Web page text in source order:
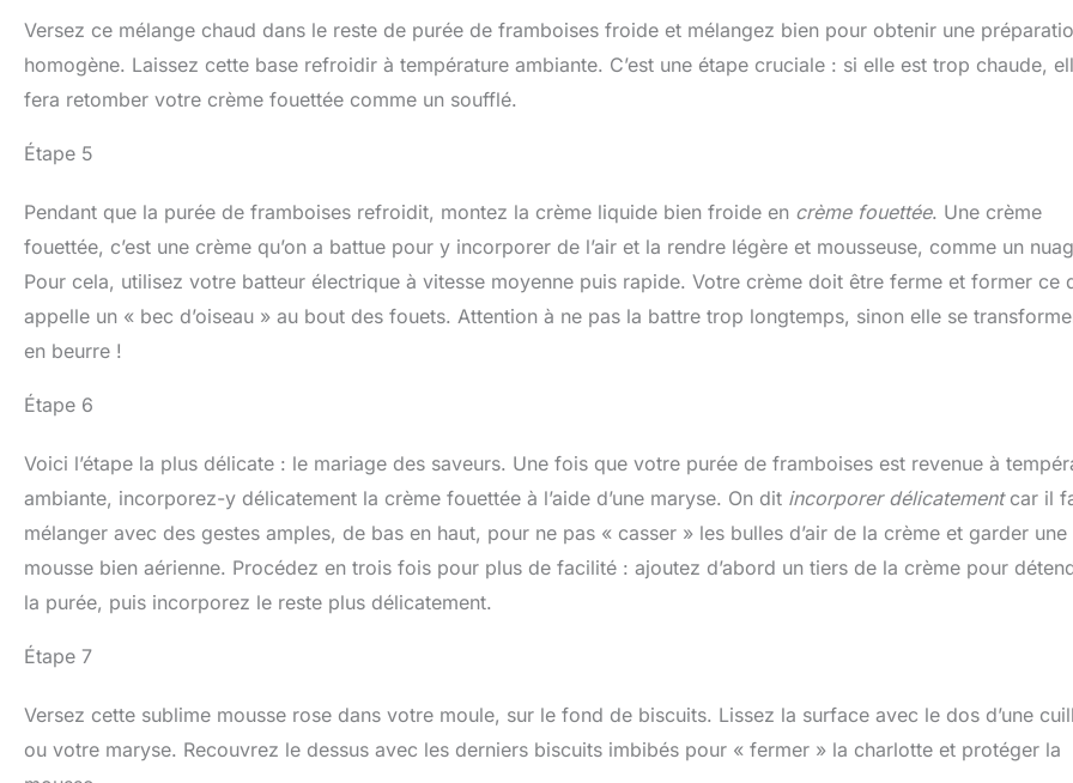
Versez ce mélange chaud dans le reste de purée de framboises froide et mélangez bien pour obtenir une
homogène. Laissez cette base refroidir à température ambiante. C’est une étape cruciale : si elle est trop chaude,
fera retomber votre crème fouettée comme un soufflé.
Étape 5
Pendant que la purée de framboises refroidit, montez la crème liquide bien froide en crème fouettée. Une crème
fouettée, c’est une crème qu’on a battue pour y incorporer de l’air et la rendre légère et mousseuse, comme un
Pour cela, utilisez votre batteur électrique à vitesse moyenne puis rapide. Votre crème doit être ferme et former ce
appelle un « bec d’oiseau » au bout des fouets. Attention à ne pas la battre trop longtemps, sinon elle se
en beurre !
Étape 6
Voici l’étape la plus délicate : le mariage des saveurs. Une fois que votre purée de framboises est revenue à
ambiante, incorporez-y délicatement la crème fouettée à l’aide d’une maryse. On dit incorporer délicatementcar il
mélanger avec des gestes amples, de bas en haut, pour ne pas « casser » les bulles d’air de la crème et garder une
mousse bien aérienne. Procédez en trois fois pour plus de facilité : ajoutez d’abord un tiers de la crème pour
la purée, puis incorporez le reste plus délicatement.
Étape 7
Versez cette sublime mousse rose dans votre moule, sur le fond de biscuits. Lissez la surface avec le dos d’une
ou votre maryse. Recouvrez le dessus avec les derniers biscuits imbibés pour « fermer » la charlotte et protéger la